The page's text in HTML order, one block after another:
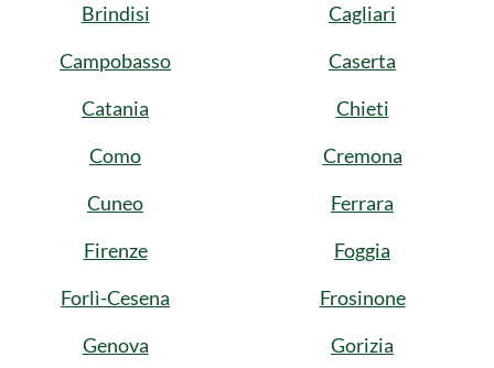
Brindisi
Cagliari
Campobasso
Caserta
Catania
Chieti
Como
Cremona
Cuneo
Ferrara
Firenze
Foggia
Forlì-Cesena
Frosinone
Genova
Gorizia